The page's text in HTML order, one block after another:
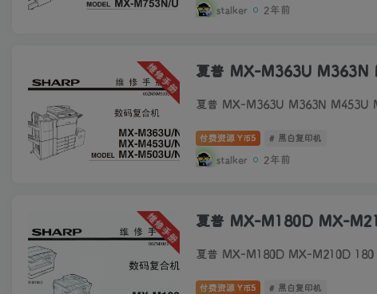
stalker 2年前
维修手册 夏普 MX-M363U M363N
夏普 MX-M363U M363N M453U
付费资源 Y币5 # 黑白复印机
stalker 2年前
维修手册 夏普 MX-M180D MX-
夏普 MX-M180D MX-M210D 180
付费资源 Y币5 # 黑白复印机